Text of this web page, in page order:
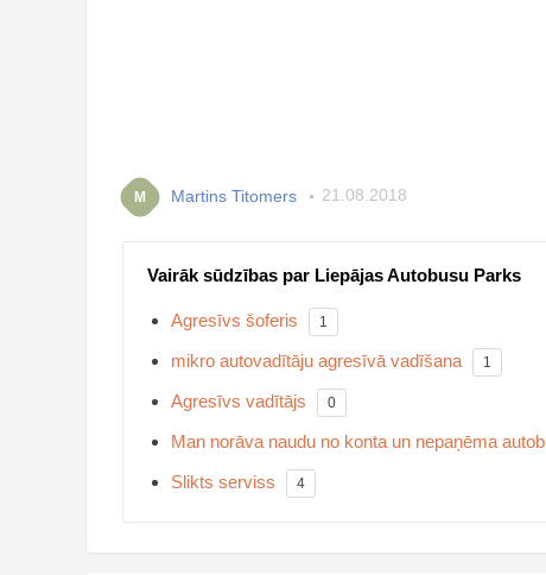
M Martins Titomers 21.08.2018
Vairāk sūdzības par Liepājas Autobusu Parks
Agresīvs šoferis 1
mikro autovadītāju agresīvā vadīšana 1
Agresīvs vadītājs 0
Man norāva naudu no konta un nepaņēma
Slikts serviss 4